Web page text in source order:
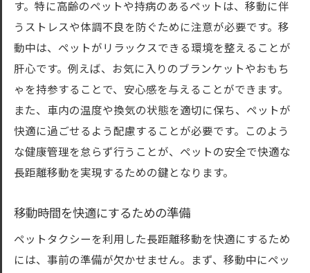
す。特に高齢のペットや持病のあるペットは、移動に伴
うストレスや体調不良を防ぐために注意が必要です。移
動中は、ペットがリラックスできる環境を整えることが
肝心です。例えば、お気に入りのブランケットやおもち
ゃを持参することで、安心感を与えることができます。
また、車内の温度や換気の状態を適切に保ち、ペットが
快適に過ごせるよう配慮することが必要です。このよう
な健康管理を怠らず行うことが、ペットの安全で快適な
長距離移動を実現するための鍵となります。
移動時間を快適にするための準備
ペットタクシーを利用した長距離移動を快適にするため
には、事前の準備が欠かせません。まず、移動中にペッ